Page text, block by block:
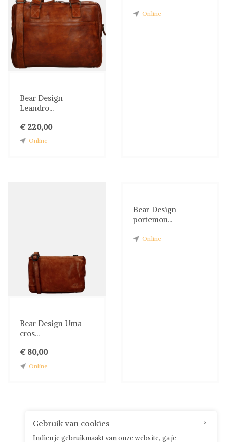
Bear Design
Leandro...
€ 220,00
Online
Online
Bear Design Uma
cros...
€ 80,00
Online
Bear Design
portemon...
Online
×
Gebruik van cookies
Indien je gebruikmaakt van onze website, ga je